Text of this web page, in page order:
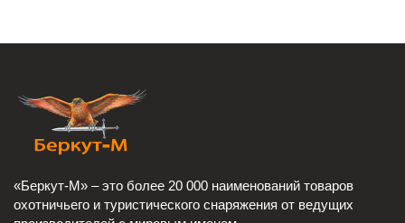
«Беркут-М» – это более 20 000 наименований товаров
охотничьего и туристического снаряжения от ведущих